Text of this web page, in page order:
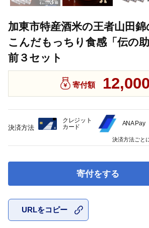
加東市特産酒米の王者山田錦
こんだもっちり食感「伝の
前３セット
寄付額
寄付をする
URLをコピー
決済方法
クレジット
カード
ANA Pay
決済方法ごと